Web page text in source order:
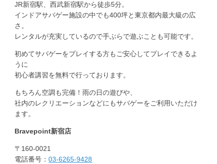
JR新宿駅、西武新宿駅から徒歩5分。
インドアサバゲー施設の中でも400坪と東京都内最大級の広
さ。
レンタルが充実しているので手ぶらで遊ぶことも可能です。
初めてサバゲーをプレイする方もご安心してプレイできるよ
うに
初心者講習を無料で行っております。
もちろん空調も完備！雨の日の遊びや、
社内のレクリエーションなどにもサバゲーをご利用いただけ
ます。
Bravepoint新宿店
〒160-0021
電話番号：03-6265-9428